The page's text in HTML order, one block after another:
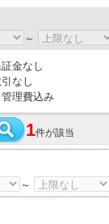
～
金なし
なし
理費込み
1件が該当
～